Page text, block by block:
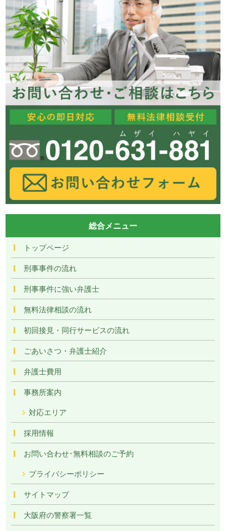
総合メニュー
トップページ
刑事事件の流れ
刑事事件に強い弁護士
無料法律相談の流れ
初回接見・同行サービスの流れ
ごあいさつ・弁護士紹介
弁護士費用
事務所案内
対応エリア
採用情報
お問い合わせ･無料相談のご予約
プライバシーポリシー
サイトマップ
大阪府の警察署一覧